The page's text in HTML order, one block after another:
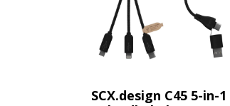
SCX.design C45 5-in-1